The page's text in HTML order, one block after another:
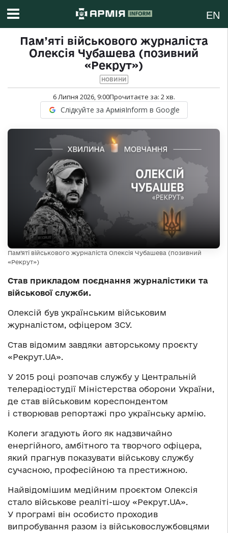
EN
Пам’яті військового журналіста
Олексія Чубашева (позивний
«Рекрут»)
НОВИНИ
6 Липня 2026, 9:00Прочитаєте за: 2хв.
Слідкуйте за АрміяInform в Google
Пам’яті військового журналіста Олексія Чубашева (позивний
«Рекрут»)
Став прикладом поєднання журналістики та
військової служби.
Олексій був українським військовим
журналістом, офіцером ЗСУ.
Став відомим завдяки авторському проєкту
«Рекрут.UA».
У 2015 році розпочав службу у Центральній
телерадіостудії Міністерства оборони України,
де став військовим кореспондентом
і створював репортажі про українську армію.
Колеги згадують його як надзвичайно
енергійного, амбітного та творчого офіцера,
який прагнув показувати військову службу
сучасною, професійною та престижною.
Найвідомішим медійним проєктом Олексія
стало військове реаліті-шоу «Рекрут.UA».
У програмі він особисто проходив
випробування разом із військовослужбовцями